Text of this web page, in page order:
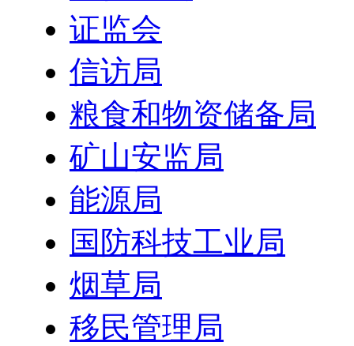
证监会
信访局
粮食和物资储备局
矿山安监局
能源局
国防科技工业局
烟草局
移民管理局